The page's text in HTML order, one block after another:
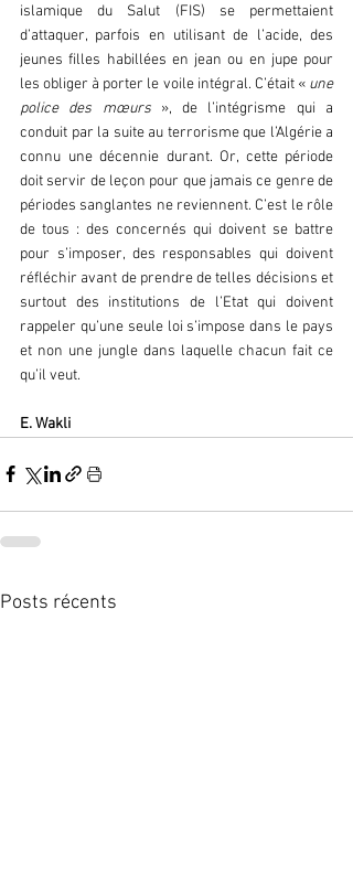
islamique du Salut (FIS) se permettaient
d’attaquer, parfois en utilisant de l’acide, des
jeunes filles habillées en jean ou en jupe pour
les obliger à porter le voile intégral. C’était « une
police des mœurs », de l’intégrisme qui a
conduit par la suite au terrorisme que l’Algérie a
connu une décennie durant. Or, cette période
doit servir de leçon pour que jamais ce genre de
périodes sanglantes ne reviennent. C’est le rôle
de tous : des concernés qui doivent se battre
pour s’imposer, des responsables qui doivent
réfléchir avant de prendre de telles décisions et
surtout des institutions de l’Etat qui doivent
rappeler qu’une seule loi s’impose dans le pays
et non une jungle dans laquelle chacun fait ce
qu’il veut.
E. Wakli
Posts récents